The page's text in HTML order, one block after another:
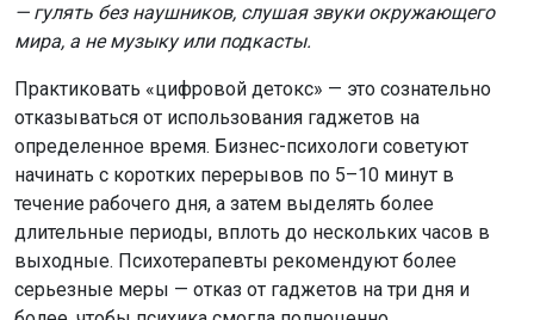
— гулять без наушников, слушая звуки окружающего
мира, а не музыку или подкасты.
Практиковать «цифровой детокс» — это сознательно
отказываться от использования гаджетов на
определенное время. Бизнес-психологи советуют
начинать с коротких перерывов по 5–10 минут в
течение рабочего дня, а затем выделять более
длительные периоды, вплоть до нескольких часов в
выходные. Психотерапевты рекомендуют более
серьезные меры — отказ от гаджетов на три дня и